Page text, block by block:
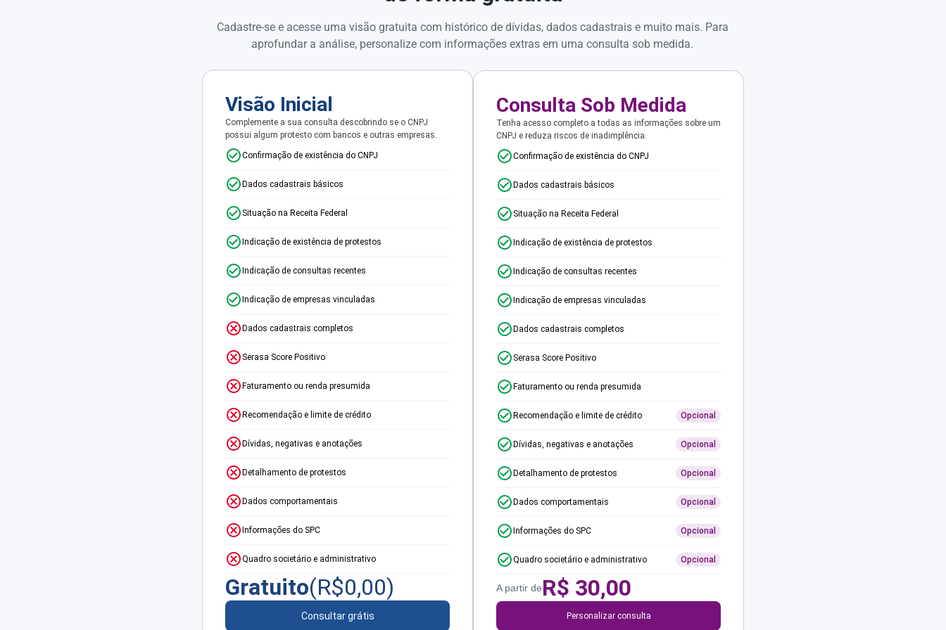
Cadastre-se e acesse uma visão gratuita com histórico de dívidas, dados cadastrais e muito mais. Para
aprofundar a análise, personalize com informações extras em uma consulta sob medida.
Visão Inicial
Complemente a sua consulta descobrindo se o CNPJ
possui algum protesto com bancos e outras empresas.
Confirmação de existência do CNPJ
Dados cadastrais básicos
Situação na Receita Federal
Indicação de existência de protestos
Indicação de consultas recentes
Indicação de empresas vinculadas
Dados cadastrais completos
Serasa Score Positivo
Faturamento ou renda presumida
Recomendação e limite de crédito
Dívidas, negativas e anotações
Detalhamento de protestos
Dados comportamentais
Informações do SPC
Quadro societário e administrativo
Gratuito(R$0,00)
Consultar grátis
Consulta Sob Medida
Tenha acesso completo a todas as informações sobre um
CNPJ e reduza riscos de inadimplência.
Confirmação de existência do CNPJ
Dados cadastrais básicos
Situação na Receita Federal
Indicação de existência de protestos
Indicação de consultas recentes
Indicação de empresas vinculadas
Dados cadastrais completos
Serasa Score Positivo
Faturamento ou renda presumida
Recomendação e limite de crédito Opcional
Dívidas, negativas e anotações Opcional
Detalhamento de protestos Opcional
Dados comportamentais Opcional
Informações do SPC Opcional
Quadro societário e administrativo Opcional
A partir deR$ 30,00
Personalizar consulta